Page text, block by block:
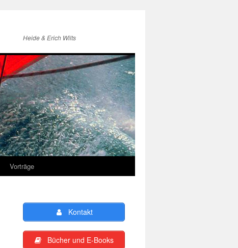
Heide & Erich Wilts
Vorträge
Kontakt
Bücher und E-Books